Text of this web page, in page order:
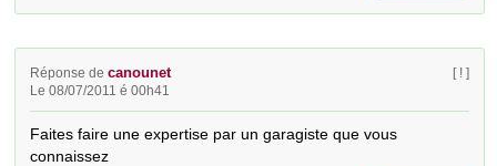
Réponse decanounet
Le 08/07/2011 é 00h41
[ ! ]
Faites faire une expertise par un garagiste que vous
connaissez